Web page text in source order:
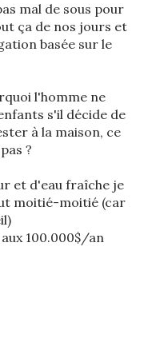
mal de sous pour
ça de nos jours et
basée sur le
l'homme ne
s'il décide de
à la maison, ce
?
et d'eau fraîche je
moitié-moitié (car
100.000$/an